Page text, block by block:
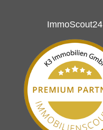
ImmoScout24